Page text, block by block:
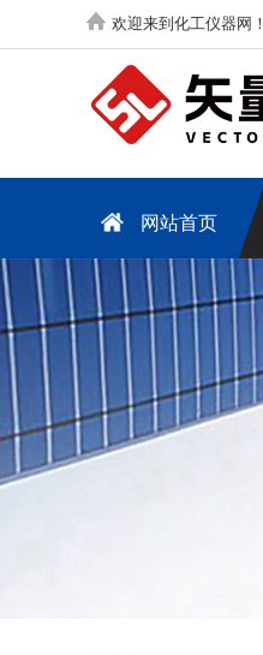
欢迎来到化工仪器网！
网站首页